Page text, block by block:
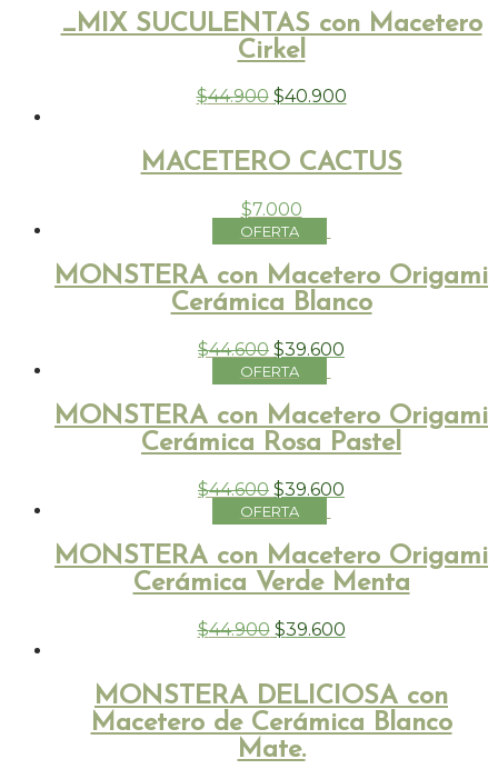
_MIX SUCULENTAS con Macetero
Cirkel
$44.900 $40.900
MACETERO CACTUS
$7.000
MONSTERA con Macetero Origami
Cerámica Blanco
$44.600 $39.600
MONSTERA con Macetero Origami
Cerámica Rosa Pastel
$44.600 $39.600
MONSTERA con Macetero Origami
Cerámica Verde Menta
$44.900 $39.600
MONSTERA DELICIOSA con
Macetero de Cerámica Blanco
Mate.